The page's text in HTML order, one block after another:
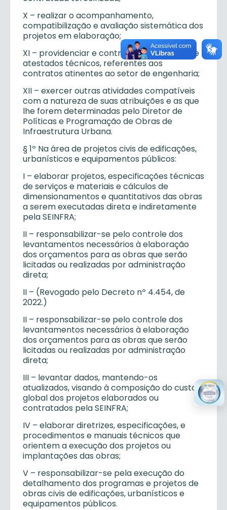
X – realizar o acompanhamento,
compatibilização e avaliação sistemática dos
projetos em elaboração;
XI – providenciar e controlar a expedição de
atestados técnicos, referentes aos
contratos atinentes ao setor de engenharia;
XII – exercer outras atividades compatíveis
com a natureza de suas atribuições e as que
lhe forem determinadas pelo Diretor de
Políticas e Programação de Obras de
Infraestrutura Urbana.
§ 1º Na área de projetos civis de edificações,
urbanísticos e equipamentos públicos:
I – elaborar projetos, especificações técnicas
de serviços e materiais e cálculos de
dimensionamentos e quantitativos das obras
a serem executadas direta e indiretamente
pela SEINFRA;
II – responsabilizar-se pelo controle dos
levantamentos necessários à elaboração
dos orçamentos para as obras que serão
licitadas ou realizadas por administração
direta;
II – (Revogado pelo Decreto nº 4.454, de
2022.)
II – responsabilizar-se pelo controle dos
levantamentos necessários à elaboração
dos orçamentos para as obras que serão
licitadas ou realizadas por administração
direta;
III – levantar dados, mantendo-os
atualizados, visando à composição do custo
global dos projetos elaborados ou
contratados pela SEINFRA;
IV – elaborar diretrizes, especificações, e
procedimentos e manuais técnicos que
orientem a execução dos projetos ou
implantações das obras;
V – responsabilizar-se pela execução do
detalhamento dos programas e projetos de
obras civis de edificações, urbanísticos e
equipamentos públicos.